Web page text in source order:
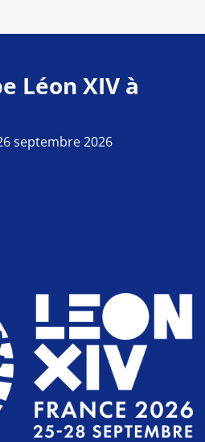
Léon XIV à
septembre 2026